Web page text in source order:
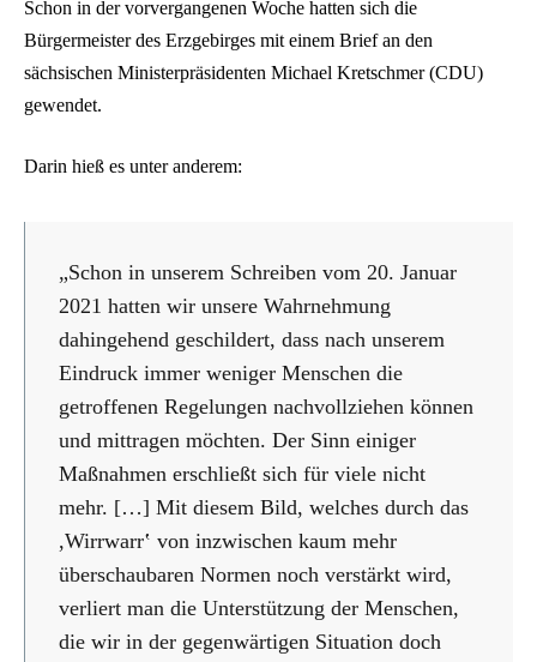
Schon in der vorvergangenen Woche hatten sich die
Bürgermeister des Erzgebirges mit einem Brief an den
sächsischen Ministerpräsidenten Michael Kretschmer (CDU)
gewendet.
Darin hieß es unter anderem:
„Schon in unserem Schreiben vom 20. Januar
2021 hatten wir unsere Wahrnehmung
dahingehend geschildert, dass nach unserem
Eindruck immer weniger Menschen die
getroffenen Regelungen nachvollziehen können
und mittragen möchten. Der Sinn einiger
Maßnahmen erschließt sich für viele nicht
mehr. […] Mit diesem Bild, welches durch das
,Wirrwarr‛ von inzwischen kaum mehr
überschaubaren Normen noch verstärkt wird,
verliert man die Unterstützung der Menschen,
die wir in der gegenwärtigen Situation doch